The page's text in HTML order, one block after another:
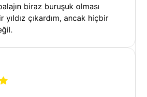
biraz buruşuk olması
yıldız çıkardım, ancak hiçbir